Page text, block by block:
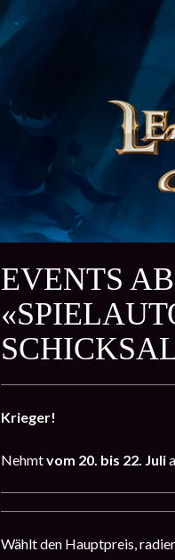
EVENTS
Krieger!
Nehmtvom 20. bis 22. Juli
Wählt den Hauptpreis,